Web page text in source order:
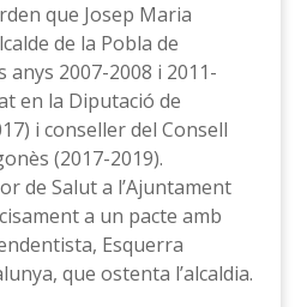
que Josep Maria
de la Pobla de
2007-2008 i 2011-
en la Diputació de
i conseller del Consell
(2017-2019).
de Salut a l’Ajuntament
a un pacte amb
Esquerra
que ostenta l’alcaldia.